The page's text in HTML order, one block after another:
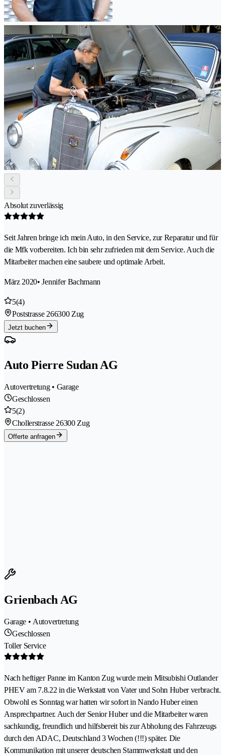
Absolut zuverlässig
Seit Jahren bringe ich mein Auto, in den Service, zur Reparatur und für
die Mfk vorbereiten. Ich bin sehr zufrieden mit dem Service. Auch die
Mitarbeiter machen eine saubere und optimale Arbeit.
März 2020• Jennifer Bachmann
5(4)
Poststrasse 266300 Zug
Jetzt buchen
Auto Pierre Sudan AG
Autovertretung • Garage
Geschlossen
5(2)
Chollerstrasse 26300 Zug
Offerte anfragen
Grienbach AG
Garage • Autovertretung
Geschlossen
Toller Service
Nach heftiger Panne im Kanton Zug wurde mein Mitsubishi Outlander
PHEV am 7.8.22 in die Werkstatt von Vater und Sohn Huber verbracht.
Obwohl es Sonntag war hatten wir sofort in Nando Huber einen
Ansprechpartner. Auch der Senior Huber und die Mitarbeiter waren
sachkundig, freundlich und hilfsbereit bis zur Abholung des Fahrzeugs
durch den ADAC, Deutschland 3 Wochen (!!!) später. Die
Kommunikation mit unserer deutschen Stammwerkstatt und den